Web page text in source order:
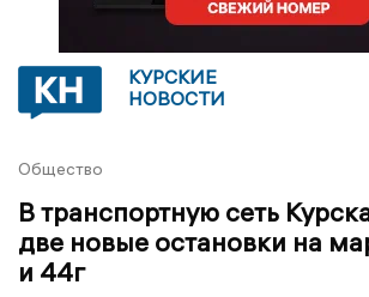
КУРСКИЕ
НОВОСТИ
Общество
В транспортную сеть
две новые остановки на
и 44г